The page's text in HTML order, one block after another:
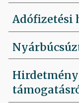
Adófizetési